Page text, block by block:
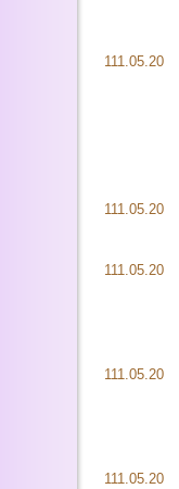
111.05.20
111.05.20
111.05.20
111.05.20
111.05.20